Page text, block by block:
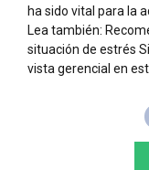
ha sido vital para la
Lea también:
situación de estrés
vista gerencial en